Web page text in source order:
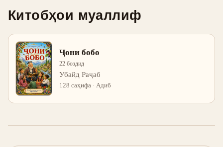
Китобҳои муаллиф
Ҷони бобо
22 боздид
Убайд Раҷаб
128 саҳифа · Адиб